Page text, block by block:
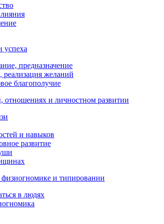
успеха
предназначение
реализация желаний
благополучие
отношениях и личностном развитии
и навыков
развитие
и типировании
в людях